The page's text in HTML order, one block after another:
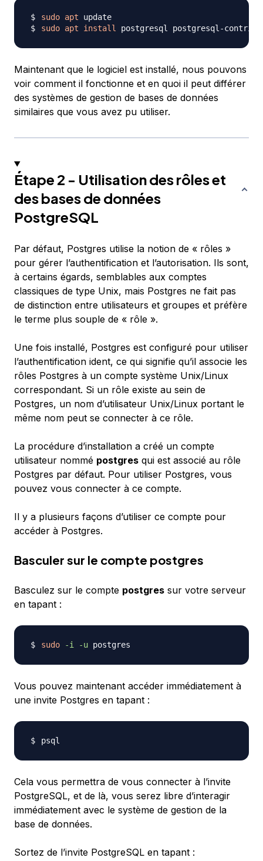
sudo apt
sudo apt install
Maintenant que le logiciel est installé, nous pouvons
voir comment il fonctionne et en quoi il peut différer
des systèmes de gestion de bases de données
similaires que vous avez pu utiliser.
Étape 2 - Utilisation des rôles et
des bases de données
PostgreSQL
Par défaut, Postgres utilise la notion de « rôles »
pour gérer l’authentification et l’autorisation. Ils sont,
à certains égards, semblables aux comptes
classiques de type Unix, mais Postgres ne fait pas
de distinction entre utilisateurs et groupes et préfère
le terme plus souple de « rôle ».
Une fois installé, Postgres est configuré pour utiliser
l’authentification ident, ce qui signifie qu’il associe les
rôles Postgres à un compte système Unix/Linux
correspondant. Si un rôle existe au sein de
Postgres, un nom d’utilisateur Unix/Linux portant le
même nom peut se connecter à ce rôle.
La procédure d’installation a créé un compte
utilisateur nommé postgres qui est associé au rôle
Postgres par défaut. Pour utiliser Postgres, vous
pouvez vous connecter à ce compte.
Il y a plusieurs façons d’utiliser ce compte pour
accéder à Postgres.
Basculer sur le compte postgres
Basculez sur le compte postgres sur votre serveur
en tapant :
sudo -i -u
Vous pouvez maintenant accéder immédiatement à
une invite Postgres en tapant :
Cela vous permettra de vous connecter à l’invite
PostgreSQL, et de là, vous serez libre d’interagir
immédiatement avec le système de gestion de la
base de données.
Sortez de l’invite PostgreSQL en tapant :